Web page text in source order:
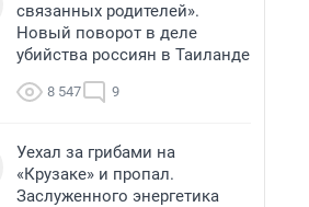
связанных родителей».
Новый поворот в деле
убийства россиян в Таиланде
8 547 9
Уехал за грибами на
«Крузаке» и пропал.
Заслуженного энергетика